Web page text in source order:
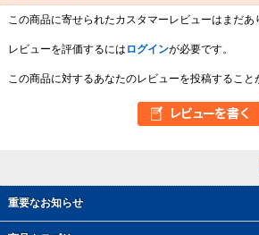
重要なお知らせ
この商品に寄せられたカスタマーレビューはまだあ
レビューを評価するには ログインが必要です。
この商品に対するあなたのレビューを投稿すること